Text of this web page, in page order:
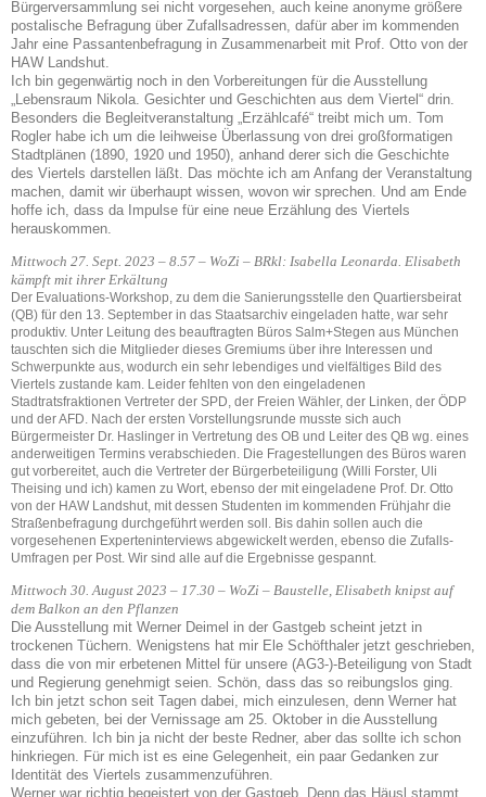
Bürgerversammlung sei nicht vorgesehen, auch keine anonyme größere
postalische Befragung über Zufallsadressen, dafür aber im kommenden
Jahr eine Passantenbefragung in Zusammenarbeit mit Prof. Otto von der
HAW Landshut.
Ich bin gegenwärtig noch in den Vorbereitungen für die Ausstellung
„Lebensraum Nikola. Gesichter und Geschichten aus dem Viertel“ drin.
Besonders die Begleitveranstaltung „Erzählcafé“ treibt mich um. Tom
Rogler habe ich um die leihweise Überlassung von drei großformatigen
Stadtplänen (1890, 1920 und 1950), anhand derer sich die Geschichte
des Viertels darstellen läßt. Das möchte ich am Anfang der Veranstaltung
machen, damit wir überhaupt wissen, wovon wir sprechen. Und am Ende
hoffe ich, dass da Impulse für eine neue Erzählung des Viertels
herauskommen.
Mittwoch 27. Sept. 2023 – 8.57 – WoZi – BRkl: Isabella Leonarda. Elisabeth
kämpft mit ihrer Erkältung
Der Evaluations-Workshop, zu dem die Sanierungsstelle den Quartiersbeirat
(QB) für den 13. September in das Staatsarchiv eingeladen hatte, war sehr
produktiv. Unter Leitung des beauftragten Büros Salm+Stegen aus München
tauschten sich die Mitglieder dieses Gremiums über ihre Interessen und
Schwerpunkte aus, wodurch ein sehr lebendiges und vielfältiges Bild des
Viertels zustande kam. Leider fehlten von den eingeladenen
Stadtratsfraktionen Vertreter der SPD, der Freien Wähler, der Linken, der ÖDP
und der AFD. Nach der ersten Vorstellungsrunde musste sich auch
Bürgermeister Dr. Haslinger in Vertretung des OB und Leiter des QB wg. eines
anderweitigen Termins verabschieden. Die Fragestellungen des Büros waren
gut vorbereitet, auch die Vertreter der Bürgerbeteiligung (Willi Forster, Uli
Theising und ich) kamen zu Wort, ebenso der mit eingeladene Prof. Dr. Otto
von der HAW Landshut, mit dessen Studenten im kommenden Frühjahr die
Straßenbefragung durchgeführt werden soll. Bis dahin sollen auch die
vorgesehenen Experteninterviews abgewickelt werden, ebenso die Zufalls-
Umfragen per Post. Wir sind alle auf die Ergebnisse gespannt.
Mittwoch 30. August 2023 – 17.30 – WoZi – Baustelle, Elisabeth knipst auf
dem Balkon an den Pflanzen
Die Ausstellung mit Werner Deimel in der Gastgeb scheint jetzt in
trockenen Tüchern. Wenigstens hat mir Ele Schöfthaler jetzt geschrieben,
dass die von mir erbetenen Mittel für unsere (AG3-)-Beteiligung von Stadt
und Regierung genehmigt seien. Schön, dass das so reibungslos ging.
Ich bin jetzt schon seit Tagen dabei, mich einzulesen, denn Werner hat
mich gebeten, bei der Vernissage am 25. Oktober in die Ausstellung
einzuführen. Ich bin ja nicht der beste Redner, aber das sollte ich schon
hinkriegen. Für mich ist es eine Gelegenheit, ein paar Gedanken zur
Identität des Viertels zusammenzuführen.
Werner war richtig begeistert von der Gastgeb. Denn das Häusl stammt